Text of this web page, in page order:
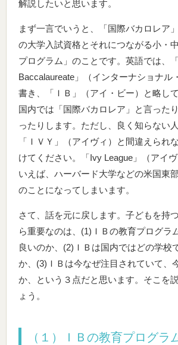
解説したいと思います。
まず一言でいうと、「国際バカロレア
の大学入試資格とそれにつながる小・
プログラム」のことです。英語では、
Baccalaureate」（インターナショナル
書き、「ＩＢ」（アイ・ビー）と略し
国内では「国際バカロレア」と言った
ったりします。ただし、良く知らない
「ＩＶＹ」（アイヴィ）と間違えられ
けてください。「Ivy League」（アイ
いえば、ハーバード大学などの米国東
のことになってしまいます。
さて、話を元に戻します。子どもを持
ら重要なのは、(1)ＩＢの教育プログラ
良いのか、(2)ＩＢは国内ではどの学校
か、(3)ＩＢは今なぜ注目されていて、
か、という３点だと思います。そこを
ょう。
（１）ＩＢの教育プログラ